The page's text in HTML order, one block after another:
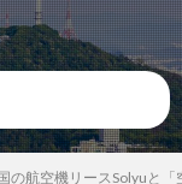
の航空機リースSolyuと